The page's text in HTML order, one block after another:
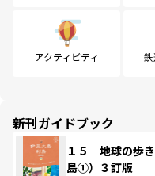
アクティビティ
新刊ガイドブック
１５ 地球の歩
島①）３訂版